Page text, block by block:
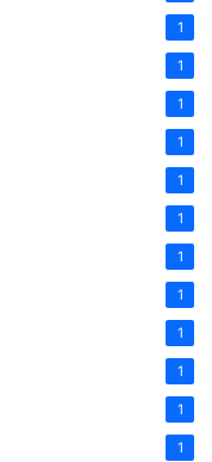
1
1
1
1
1
1
1
1
1
1
1
1